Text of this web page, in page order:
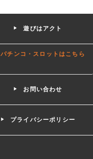
遊びはアクト
パチンコ・スロットはこちら
お問い合わせ
プライバシーポリシー